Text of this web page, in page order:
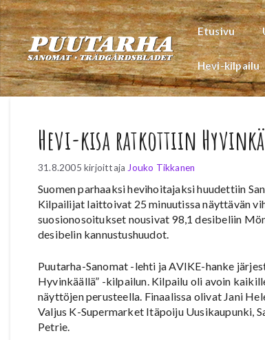
Siirry
sisältöön
Etusivu
Hevi-kilpailu
Hevi-kisa ratkottiin
31.8.2005 kirjoittaja Jouko Tikkanen
Suomen parhaaksi hevihoitajaksi huudettiin
Kilpailijat laittoivat 25 minuutissa näyttävän
suosionosoitukset nousivat 98,1 desibeliin
desibelin kannustushuudot.
Puutarha-Sanomat -lehti ja AVIKE-hanke
Hyvinkäällä” -kilpailun. Kilpailu oli avoin
näyttöjen perusteella. Finaalissa olivat Jani
Valjus K-Supermarket Itäpoiju Uusikaupunki,
Petrie.